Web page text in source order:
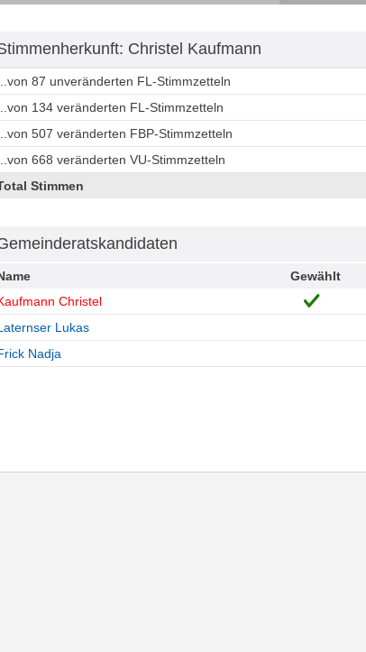
Christel Kaufmann
87 unveränderten FL-Stimmzetteln
134 veränderten FL-Stimmzetteln
507 veränderten FBP-Stimmzetteln
668 veränderten VU-Stimmzetteln
Stimmen
Gewählt
Christel
Lukas
Nadja